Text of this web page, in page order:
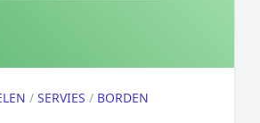
/ SERVIES / BORDEN